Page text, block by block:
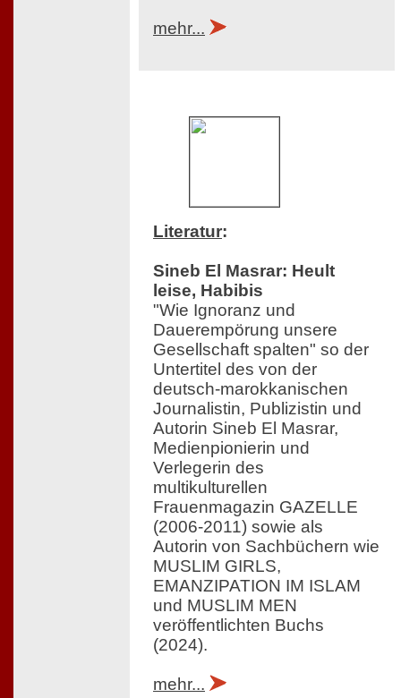
mehr...
Literatur:
Sineb El Masrar: Heult
leise, Habibis
"Wie Ignoranz und
Dauerempörung unsere
Gesellschaft spalten" so der
Untertitel des von der
deutsch-marokkanischen
Journalistin, Publizistin und
Autorin Sineb El Masrar,
Medienpionierin und
Verlegerin des
multikulturellen
Frauenmagazin GAZELLE
(2006-2011) sowie als
Autorin von Sachbüchern wie
MUSLIM GIRLS,
EMANZIPATION IM ISLAM
und MUSLIM MEN
veröffentlichten Buchs
(2024).
mehr...